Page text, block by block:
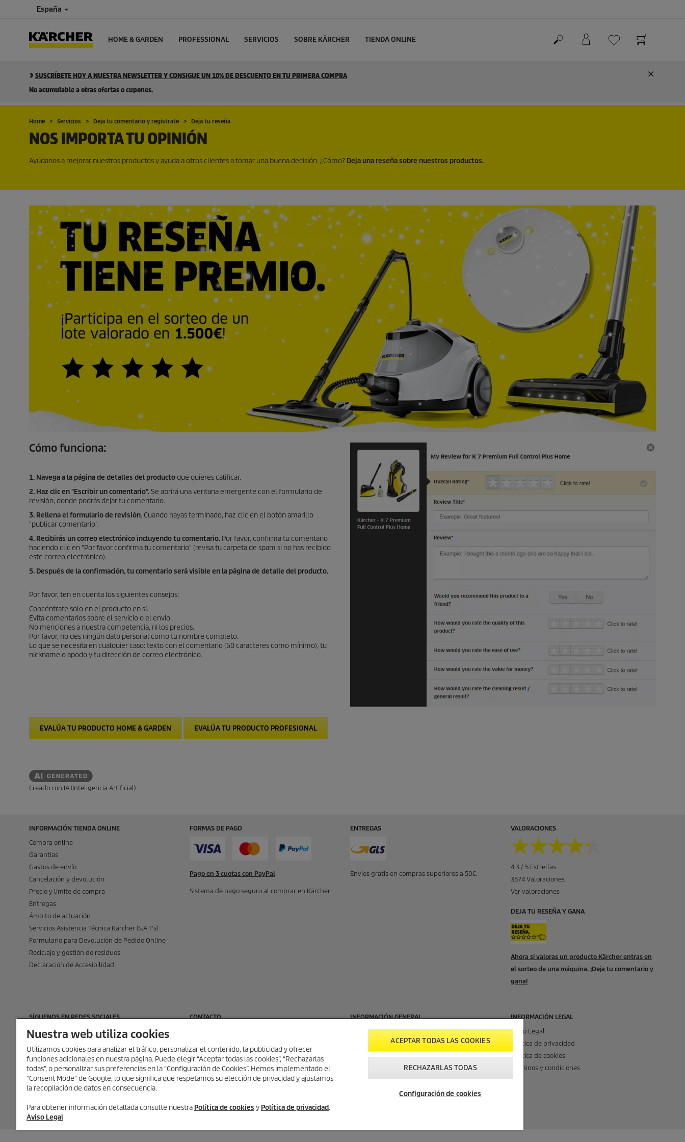
España
HOME & GARDEN PROFESSIONAL SERVICIOS SOBRE KÄRCHER TIENDA ONLINE
SUSCRÍBETE HOY A NUESTRA NEWSLETTER Y CONSIGUE UN 10% DE DESCUENTO EN TU PRIMERA COMPRA
No acumulable a otras ofertas o cupones.
Home Servicios Deja tu comentario y regístrate Deja tu reseña
NOS IMPORTA TU OPINIÓN
Ayúdanos a mejorar nuestros productos y ayuda a otros clientes a tomar una buena decisión. ¿Cómo? Deja una reseña sobre nuestros productos.
Cómo funciona:
1. Navega a la página de detalles del producto que quieres calificar.
2. Haz clic en "Escribir un comentario". Se abrirá una ventana emergente con el formulario de
revisión, donde podrás dejar tu comentario.
3. Rellena el formulario de revisión. Cuando hayas terminado, haz clic en el botón amarillo
"publicar comentario".
4. Recibirás un correo electrónico incluyendo tu comentario. Por favor, confirma tu comentario
haciendo clic en "Por favor confirma tu comentario" (revisa tu carpeta de spam si no has recibido
este correo electrónico).
5. Después de la confirmación, tu comentario será visible en la página de detalle del producto.
Por favor, ten en cuenta los siguientes consejos:
Concéntrate solo en el producto en sí.
Evita comentarios sobre el servicio o el envio.
No menciones a nuestra competencia, ni los precios.
Por favor, no des ningún dato personal como tu nombre completo.
Lo que se necesita en cualquier caso: texto con el comentario (50 caracteres como mínimo), tu
nickname o apodo y tu dirección de correo electrónico.
EVALÚA TU PRODUCTO HOME & GARDEN EVALÚA TU PRODUCTO PROFESIONAL
Creado con IA (Inteligencia Artificial)
INFORMACIÓN TIENDA ONLINE
Compra online
Garantías
Gastos de envío
Cancelación y devolución
Precio y límite de compra
Entregas
Ámbito de actuación
Servicios Asistencia Técnica Kärcher (S.A.T's)
Formulario para Devolución de Pedido Online
Reciclaje y gestión de residuos
Declaración de Accesibilidad
FORMAS DE PAGO
Pago en 3 cuotas con PayPal
Sistema de pago seguro al comprar en Kärcher
ENTREGAS
Envíos gratis en compras superiores a 50€.
VALORACIONES
★★★★★
★★★★★
4.3 / 5 Estrellas
3574 Valoraciones
Ver valoraciones
DEJA TU RESEÑA Y GANA
Ahora si valoras un producto Kärcher entras en
el sorteo de una máquina. ¡Deja tu comentario y
gana!
SÍGUENOS EN REDES SOCIALES
CONTACTO
Pol. Ind. Font Del Radium
08403 Granollers (Barcelona)
INFORMACIÓN GENERAL
Búsqueda Servicio Técnico
Newsletter Kärcher
Sitemap
INFORMACIÓN LEGAL
Aviso Legal
Política de privacidad
Política de cookies
Términos y condiciones
Nuestra web utiliza cookies
Utilizamos cookies para analizar el tráfico, personalizar el contenido, la publicidad y ofrecer
funciones adicionales en nuestra página. Puede elegir “Aceptar todas las cookies”, “Rechazarlas
todas”, o personalizar sus preferencias en la “Configuración de Cookies”. Hemos implementado el
"Consent Mode" de Google, lo que significa que respetamos su elección de privacidad y ajustamos
la recopilación de datos en consecuencia.
Para obtener información detallada consulte nuestra Política de cookies y Política de privacidad.
Aviso Legal
ACEPTAR TODAS LAS COOKIES
RECHAZARLAS TODAS
Configuración de cookies